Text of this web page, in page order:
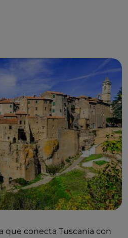
especialidades
las pastas frescas se
a base de
algunos vecinos te
del
«diomenguardi» , un
auténticamente
un desvío las necrópolis
de Tuscania, como la
- Grotta della Regina,
de los hallazgos que
Arqueológico Nacional
que conecta Tuscania con